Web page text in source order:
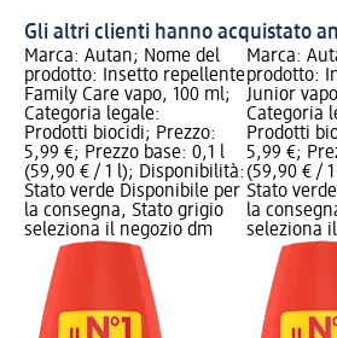
Gli altri clienti hanno acquistato
Marca: Autan; Nome del
prodotto: Insetto repellente
Family Care vapo, 100 ml;
Categoria legale:
Prodotti biocidi; Prezzo:
5,99 €; Prezzo base: 0,1 l
(59,90 € / 1 l); Disponibilità:
Stato verde Disponibile per
la consegna, Stato grigio
seleziona il negozio dm
Marca:
prodotto:
Junior
Categoria
Prodotti
5,99 €;
(59,90 € /
Stato
la
seleziona